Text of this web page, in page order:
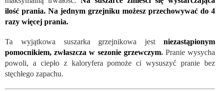
ilość prania. Na jednym grzejniku możesz przechowywać do 4
razy więcej prania.
Ta wyjątkowa suszarka grzejnikowa jest niezastąpionym
pomocnikiem, zwłaszcza w sezonie grzewczym.Pranie wysycha
powoli, a ciepło z kaloryfera pomoże ci wysuszyć pranie bez
stęchłego zapachu.